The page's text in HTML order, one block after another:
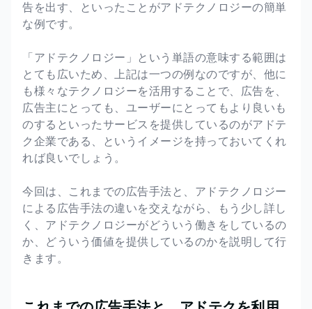
告を出す、といったことがアドテクノロジーの簡単
な例です。
「アドテクノロジー」という単語の意味する範囲は
とても広いため、上記は一つの例なのですが、他に
も様々なテクノロジーを活用することで、広告を、
広告主にとっても、ユーザーにとってもより良いも
のするといったサービスを提供しているのがアドテ
ク企業である、というイメージを持っておいてくれ
れば良いでしょう。
今回は、これまでの広告手法と、アドテクノロジー
による広告手法の違いを交えながら、もう少し詳し
く、アドテクノロジーがどういう働きをしているの
か、どういう価値を提供しているのかを説明して行
きます。